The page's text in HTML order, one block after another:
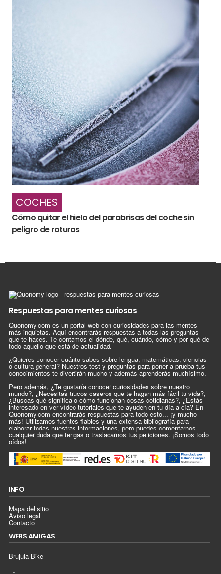
COCHES
Cómo quitar el hielo del parabrisas del coche sin
peligro de roturas
Respuestas para mentes curiosas
Quonomy.com es un portal web con curiosidades para las mentes
más inquietas. Aquí encontrarás respuestas a todas las preguntas
que te haces. Te contamos el dónde, qué, cuándo, cómo y por qué de
todo aquello que está de actualidad.
¿Quieres conocer cuánto sabes sobre lengua, matemáticas, ciencias
o cultura general? Nuestros test y preguntas para poner a prueba tus
conocimientos te divertirán mucho y además aprenderás muchísimo.
Pero además, ¿Te gustaría conocer curiosidades sobre nuestro
mundo?, ¿Necesitas trucos caseros que te hagan más fácil tu vida?,
¿Buscas qué significa o cómo funcionan cosas cotidianas?, ¿Estás
interesado en ver vídeo tutoriales que te ayuden en tu día a día? En
Quonomy.com encontrarás respuestas para todo esto... ¡y mucho
más! Utilizamos fuentes fiables y una extensa bibliografía para
elaborar todas nuestras informaciones, pero puedes comentarnos
cualquier duda que tengas o trasladarnos tus peticiones. ¡Somos todo
oídos!
INFO
Mapa del sitio
Aviso legal
Contacto
WEBS AMIGAS
Brujula Bike